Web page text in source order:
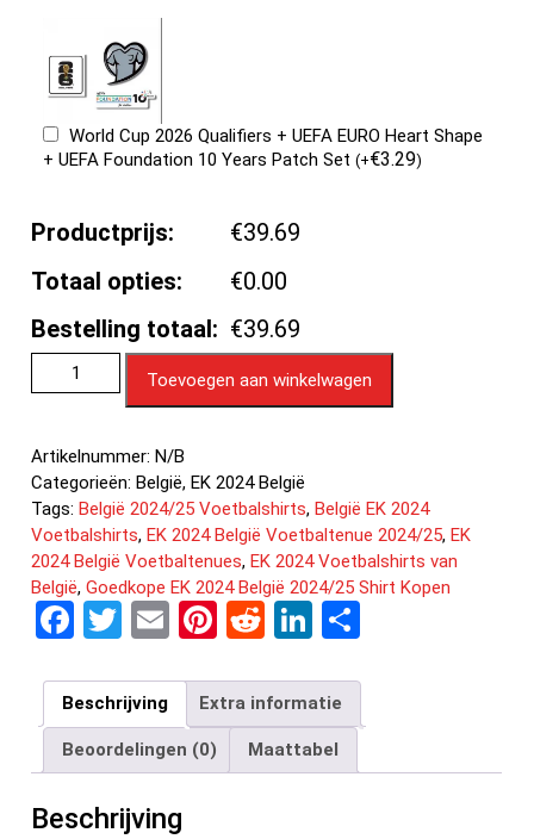
World Cup 2026 Qualifiers + UEFA EURO Heart Shape
+ UEFA Foundation 10 Years Patch Set(+€3.29)
Productprijs:
€39.69
Totaal opties:
€0.00
Bestelling totaal: €39.69
Toevoegen aan winkelwagen
Artikelnummer:N/B
Categorieën:België,EK 2024 België
Tags:België 2024/25 Voetbalshirts,België EK 2024
Voetbalshirts,EK 2024 België Voetbaltenue 2024/25,EK
2024 België Voetbaltenues,EK 2024 Voetbalshirts van
België,Goedkope EK 2024 België 2024/25 Shirt Kopen
F
ce
b
o
o
T
tt
er
E
ail
Pi
er
es
t
R
d
di
t
Li
ke
dI
n
e
n
Beschrijving Extra informatie
Beoordelingen (0) Maattabel
Beschrijving